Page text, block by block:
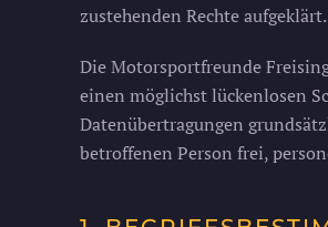
zustehenden Rechte aufgeklärt.
Die Motorsportfreunde
einen möglichst lückenlosen
Datenübertragungen
betroffenen Person frei,